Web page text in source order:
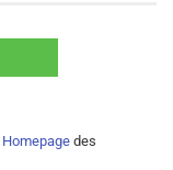
Homepage des